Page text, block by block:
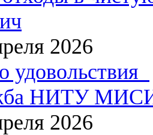
2026
удовольствия
НИТУ
2026